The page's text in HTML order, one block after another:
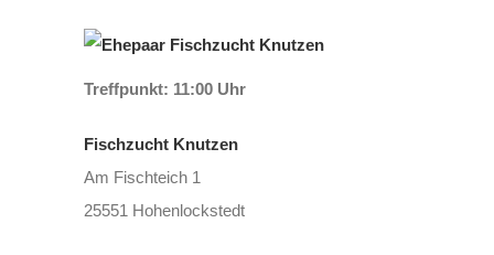
Treffpunkt: 11:00 Uhr
Fischzucht Knutzen
Am Fischteich 1
25551 Hohenlockstedt